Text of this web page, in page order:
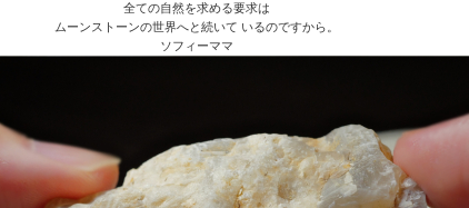
全ての自然を求める要求は
ムーンストーンの世界へと続いて いるのですから。
ソフィーママ